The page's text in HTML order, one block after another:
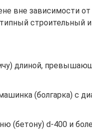
вне зависимости от
строительный
длиной,
(болгарка) с
(бетону) d-400 и